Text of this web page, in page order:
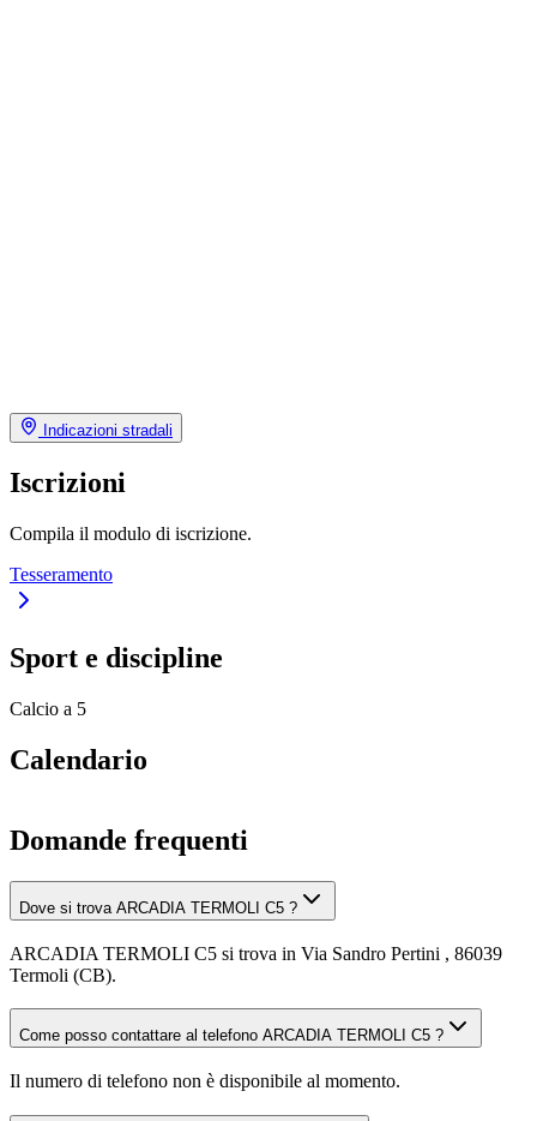
Indicazioni stradali
Iscrizioni
Compila il modulo di iscrizione.
Tesseramento
Sport e discipline
Calcio a 5
Calendario
Domande frequenti
Dove si trova ARCADIA TERMOLI C5 ?
ARCADIA TERMOLI C5 si trova in Via Sandro Pertini , 86039
Termoli (CB).
Come posso contattare al telefono ARCADIA TERMOLI C5 ?
Il numero di telefono non è disponibile al momento.